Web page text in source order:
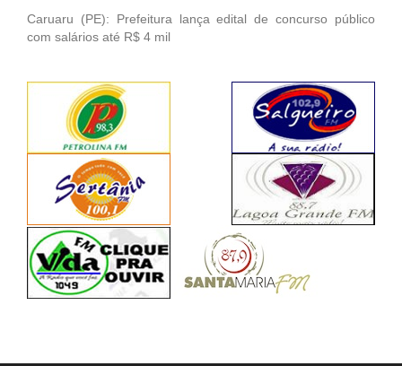
Caruaru (PE): Prefeitura lança edital de concurso público
com salários até R$ 4 mil